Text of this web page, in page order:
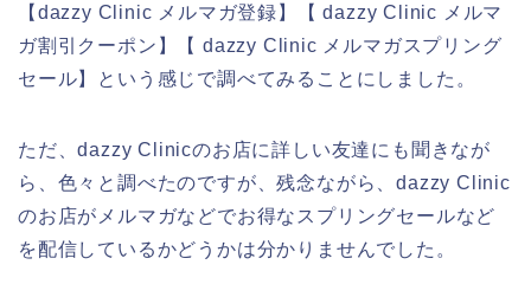
【dazzy Clinic メルマガ登録】【 dazzy Clinic メルマ
ガ割引クーポン】【 dazzy Clinic メルマガスプリング
セール】という感じで調べてみることにしました。
ただ、dazzy Clinicのお店に詳しい友達にも聞きなが
ら、色々と調べたのですが、残念ながら、dazzy Clinic
のお店がメルマガなどでお得なスプリングセールなど
を配信しているかどうかは分かりませんでした。